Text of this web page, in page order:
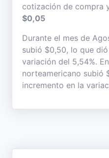
cotización de compra
$0,05
Durante el mes de
subió $0,50, lo que
variación del 5,54%.
norteamericano subió
incremento en la